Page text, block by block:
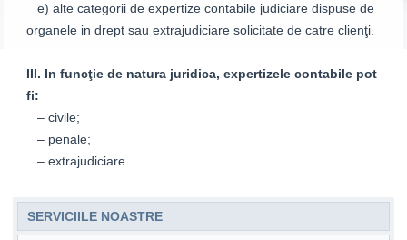
e) alte categorii de expertize contabile judiciare dispuse de
organele in drept sau extrajudiciare solicitate de catre clienţi.
III. In funcţie de natura juridica, expertizele contabile pot
fi:
– civile;
– penale;
– extrajudiciare.
SERVICIILE NOASTRE